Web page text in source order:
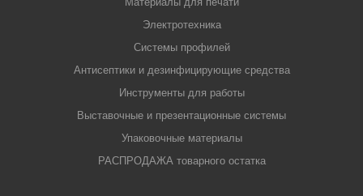
Электротехника
Системы профилей
Антисептики и дезинфицирующие средства
Инструменты для работы
Выставочные и презентационные системы
Упаковочные материалы
РАСПРОДАЖА товарного остатка